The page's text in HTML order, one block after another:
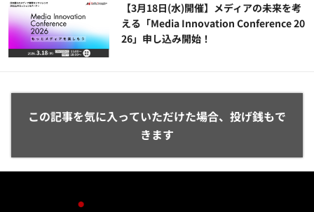
【3月18日(水)開催】メディアの未来を考
える「Media Innovation Conference 20
26」申し込み開始！
この記事を気に入っていただけた場合、投げ銭もで
きます